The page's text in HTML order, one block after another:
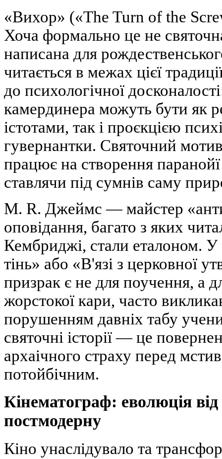
«Вихор» («The Turn of the
Хоча формально це не
написана для
читається в межах цієї
до психологічної
камердинера можуть бути як
істотами, так і проєкцією
гувернантки. Святочний
працює на створення
ставлячи під сумнів саму
M. R. Джеймс — майстер
оповідання, багато з яких
Кембриджі, стали еталоном. У
тінь» або «В'язі з церковної
призрак є не для поучення, а
жорстокої кари, часто
порушенням давніх табу
святочні історії — це
архаічного страху перед
потойбічним.
Кінематограф: еволюція від
постмодерну
Кіно унаслідувало та